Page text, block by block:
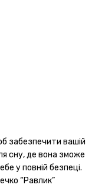
забезпечити вашій
сну, де вона зможе
у повній безпеці.
“Равлик”